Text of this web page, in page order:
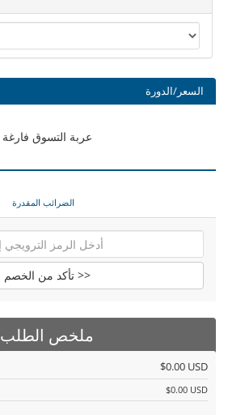
السعر/الدورة
عربة التسوق فارغة
الضرائب المقدرة
تأكد من الخصم >>
ملخص الطلب
$0.00 USD
$0.00 USD